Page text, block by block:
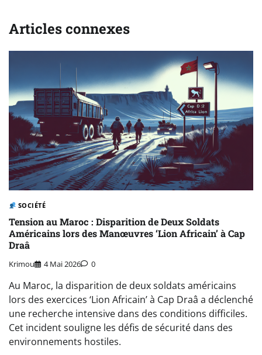
Articles connexes
SOCIÉTÉ
Tension au Maroc : Disparition de Deux Soldats
Américains lors des Manœuvres ‘Lion Africain’ à Cap
Draâ
Krimou 4 Mai 2026 0
Au Maroc, la disparition de deux soldats américains
lors des exercices ‘Lion Africain’ à Cap Draâ a déclenché
une recherche intensive dans des conditions difficiles.
Cet incident souligne les défis de sécurité dans des
environnements hostiles.